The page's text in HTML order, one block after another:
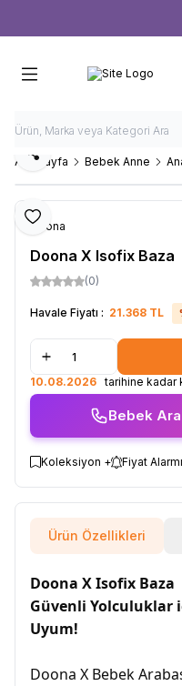
Ana Sayfa Bebek Anne
Favoriye Ekle
Paylaş
Doona
Doona X Isofix Baza
(0)
Havale Fiyatı : 21.368 TL
10.08.2026 tarihine kadar
Bebek
Koleksiyon + Fiyat Alarmı
Ürün Özellikleri
Doona X Isofix Baza
Güvenli Yolculuklar
Uyum!
Doona X Bebek